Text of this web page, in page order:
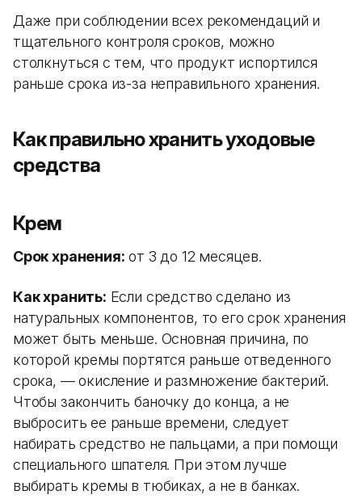
Даже при соблюдении всех рекомендаций и
тщательного контроля сроков, можно
столкнуться с тем, что продукт испортился
раньше срока из-за неправильного хранения.
Как правильно хранить уходовые
средства
Крем
Срок хранения: от 3 до 12 месяцев.
Как хранить: Если средство сделано из
натуральных компонентов, то его срок хранения
может быть меньше. Основная причина, по
которой кремы портятся раньше отведенного
срока, — окисление и размножение бактерий.
Чтобы закончить баночку до конца, а не
выбросить ее раньше времени, следует
набирать средство не пальцами, а при помощи
специального шпателя. При этом лучше
выбирать кремы в тюбиках, а не в банках.